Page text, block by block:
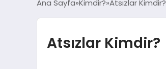
Ana Sayfa Kimdir? Atsızlar Kimdir?
Atsızlar Kimdir?